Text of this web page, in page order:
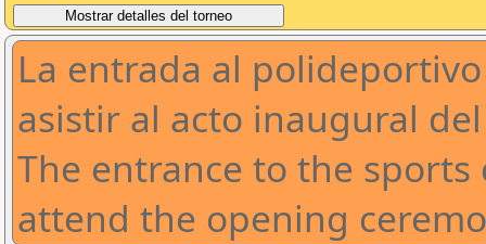
La entrada al
asistir al acto inaugural
The entrance to the
attend the opening